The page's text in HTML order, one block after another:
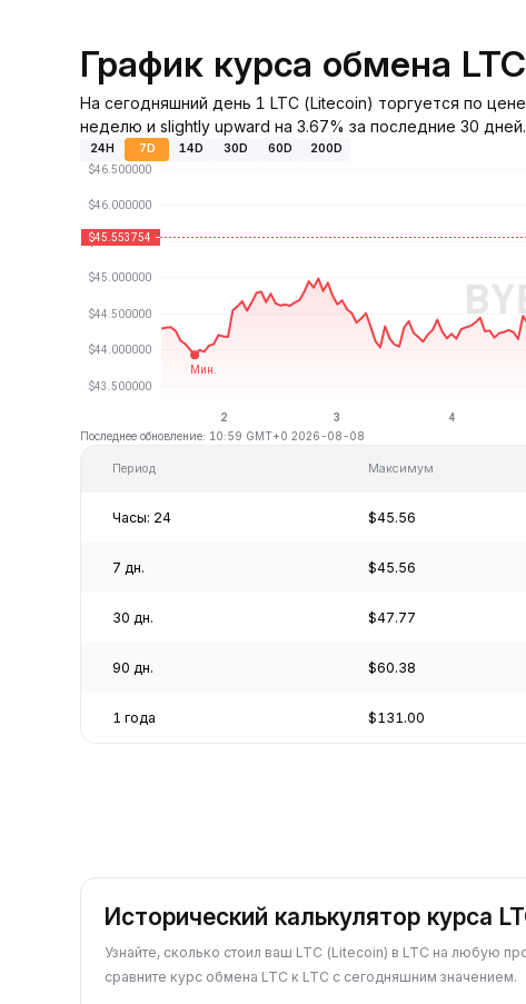
График курса обмена
На сегодняшний день 1 LTC (Litecoin) торгуется по
неделю и slightly upward на 3.67% за последние 30 дней.
24H 7D 14D 30D 60D 200D
Последнее обновление: 10:59 GMT+0 2026-08-08
Период Максимум
Часы: 24 $45.56
7 дн. $45.56
30 дн. $47.77
90 дн. $60.38
1 года $131.00
Исторический калькулятор курса
Узнайте, сколько стоил ваш LTC (Litecoin) в LTC на любую
сравните курс обмена LTC к LTC с сегодняшним значением.